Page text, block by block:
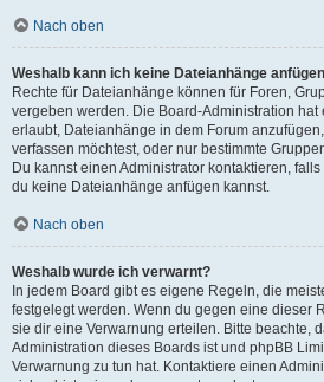
Nach oben
Weshalb kann ich keine Dateianhänge
Rechte für Dateianhänge können für Foren,
vergeben werden. Die Board-Administration
erlaubt, Dateianhänge in dem Forum
verfassen möchtest, oder nur bestimmte
Du kannst einen Administrator kontaktieren,
du keine Dateianhänge anfügen kannst.
Nach oben
Weshalb wurde ich verwarnt?
In jedem Board gibt es eigene Regeln, die
festgelegt werden. Wenn du gegen eine dieser
sie dir eine Verwarnung erteilen. Bitte beachte,
Administration dieses Boards ist und phpBB
Verwarnung zu tun hat. Kontaktiere einen